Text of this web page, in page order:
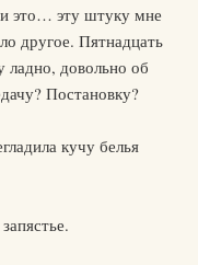
это… эту штуку мне
другое. Пятнадцать
ладно, довольно об
Постановку?
кучу белья